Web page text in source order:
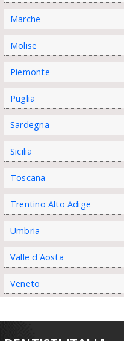
Marche
Molise
Piemonte
Puglia
Sardegna
Sicilia
Toscana
Trentino Alto Adige
Umbria
Valle d'Aosta
Veneto